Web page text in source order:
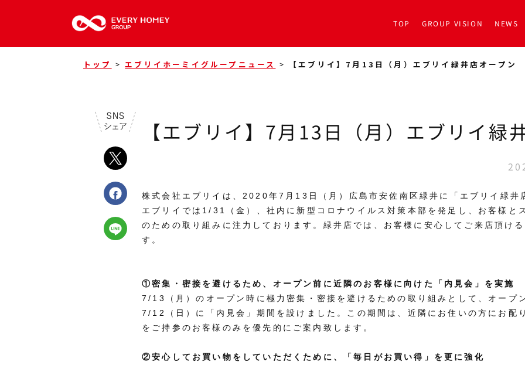
TOP GROUP VISION NEWS
トップ >エブリイホーミイグループニュース > 【エブリイ】7月13日（月）エブリイ緑井店オープン
【エブリイ】7月13日（月）エブリイ緑
株式会社エブリイは、2020年7月13日（月）広島市安佐南区緑井に「エブリイ緑井
エブリイでは1/31（金）、社内に新型コロナウイルス対策本部を発足し、お客様と
のための取り組みに注力しております。緑井店では、お客様に安心してご来店頂け
す。
①密集・密接を避けるため、オープン前に近隣のお客様に向けた「内見会」を実施
7/13（月）のオープン時に極力密集・密接を避けるための取り組みとして、オープ
7/12（日）に「内見会」期間を設けました。この期間は、近隣にお住いの方にお配
をご持参のお客様のみを優先的にご案内致します。
②安心してお買い物をしていただくために、「毎日がお買い得」を更に強化